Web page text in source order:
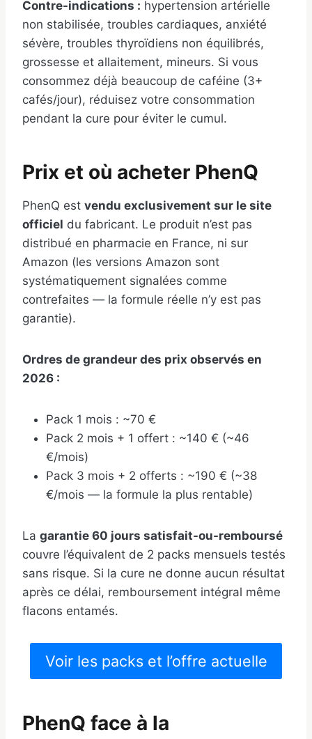
Contre-indications : hypertension artérielle
non stabilisée, troubles cardiaques, anxiété
sévère, troubles thyroïdiens non équilibrés,
grossesse et allaitement, mineurs. Si vous
consommez déjà beaucoup de caféine (3+
cafés/jour), réduisez votre consommation
pendant la cure pour éviter le cumul.
Prix et où acheter PhenQ
PhenQ est vendu exclusivement sur le site
officiel du fabricant. Le produit n’est pas
distribué en pharmacie en France, ni sur
Amazon (les versions Amazon sont
systématiquement signalées comme
contrefaites — la formule réelle n’y est pas
garantie).
Ordres de grandeur des prix observés en
2026 :
Pack 1 mois : ~70 €
Pack 2 mois + 1 offert : ~140 € (~46
€/mois)
Pack 3 mois + 2 offerts : ~190 € (~38
€/mois — la formule la plus rentable)
La garantie 60 jours satisfait-ou-remboursé
couvre l’équivalent de 2 packs mensuels testés
sans risque. Si la cure ne donne aucun résultat
après ce délai, remboursement intégral même
flacons entamés.
Voir les packs et l’offre actuelle
PhenQ face à la